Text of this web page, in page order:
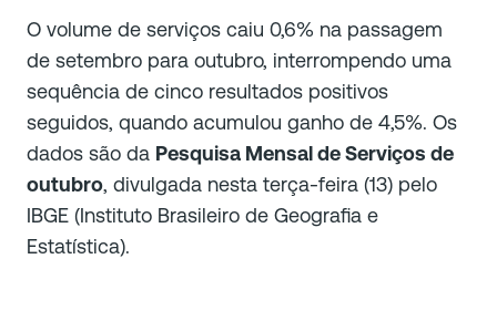
O volume de serviços caiu 0,6% na passagem
de setembro para outubro, interrompendo uma
sequência de cinco resultados positivos
seguidos, quando acumulou ganho de 4,5%. Os
dados são da Pesquisa Mensal de Serviços de
outubro, divulgada nesta terça-feira (13) pelo
IBGE (Instituto Brasileiro de Geografia e
Estatística).